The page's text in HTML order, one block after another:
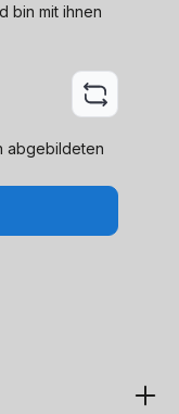
bin mit ihnen
abgebildeten